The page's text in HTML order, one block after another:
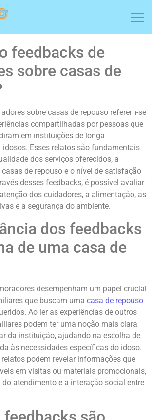
feedbacks de
sobre casas de
sobre casas de repouso referem-se
compartilhadas por pessoas que
em instituições de longa
idosos. Esses relatos são fundamentais
dos serviços oferecidos, a
de repouso e o nível de satisfação
desses feedbacks, é possível avaliar
dos cuidadores, a alimentação, as
e a segurança do ambiente.
dos feedbacks
de uma casa de
desempenham um papel crucial
que buscam uma casa de repouso
Ao ler as experiências de outros
podem ter uma noção mais clara
da instituição, ajudando na escolha de
às necessidades específicas do idoso.
podem revelar informações que
em visitas ou materiais promocionais,
atendimento e a interação social entre